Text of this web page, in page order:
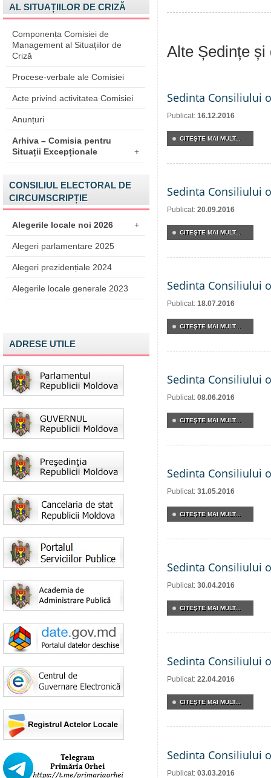
AL SITUAȚIILOR DE CRIZĂ
Componența Comisiei de
Management al Situațiilor de
Criză
Procese-verbale ale Comisiei
Acte privind activitatea Comisiei
Anunțuri
Arhiva – Comisia pentru
Situații Excepționale
+
CONSILIUL ELECTORAL DE
CIRCUMSCRIPȚIE
Alegerile locale noi 2026 +
Alegeri parlamentare 2025
Alegeri prezidențiale 2024
Alegerile locale generale 2023
ADRESE UTILE
Alte Ședințe și
Sedinta Consiliului
Publicat: 16.12.2016
CITEŞTE MAI MULT...
Sedinta Consiliului
Publicat: 20.09.2016
CITEŞTE MAI MULT...
Sedinta Consiliului
Publicat: 18.07.2016
CITEŞTE MAI MULT...
Sedinta Consiliului
Publicat: 08.06.2016
CITEŞTE MAI MULT...
Sedinta Consiliului
Publicat: 31.05.2016
CITEŞTE MAI MULT...
Sedinta Consiliului
Publicat: 30.04.2016
CITEŞTE MAI MULT...
Sedinta Consiliului
Publicat: 22.04.2016
CITEŞTE MAI MULT...
Sedinta Consiliului
Publicat: 03.03.2016